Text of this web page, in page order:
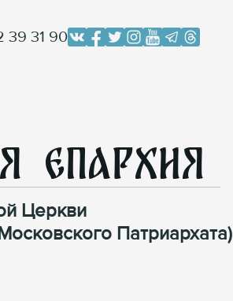
39 31 90
Епархия
Церкви
Патриархата)